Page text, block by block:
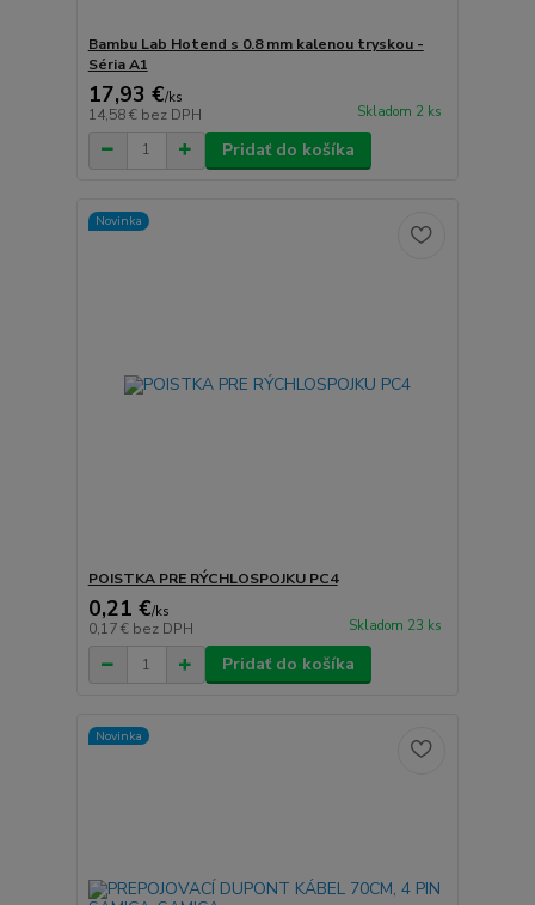
Bambu Lab Hotend s 0.8 mm kalenou tryskou -
Séria A1
17,93 €/ks
14,58 € bez DPH Skladom 2 ks
Pridať do košíka
Novinka
POISTKA PRE RÝCHLOSPOJKU PC4
0,21 €/ks
0,17 € bez DPH Skladom 23 ks
Pridať do košíka
Novinka